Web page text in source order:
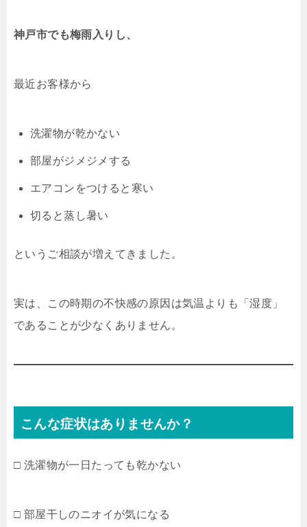
神戸市でも梅雨入りし、
最近お客様から
洗濯物が乾かない
部屋がジメジメする
エアコンをつけると寒い
切ると蒸し暑い
というご相談が増えてきました。
実は、この時期の不快感の原因は気温よりも「湿度」
であることが少なくありません。
こんな症状はありませんか？
□ 洗濯物が一日たっても乾かない
□ 部屋干しのニオイが気になる